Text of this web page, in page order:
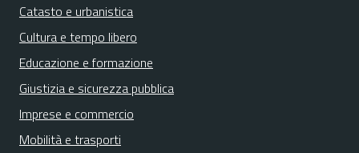
Catasto e urbanistica
Cultura e tempo libero
Educazione e formazione
Giustizia e sicurezza pubblica
Imprese e commercio
Mobilità e trasporti